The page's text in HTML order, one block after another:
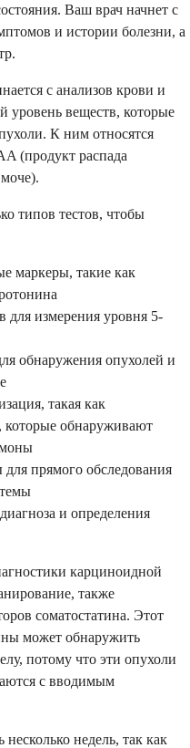
Ваш врач начнет с
и истории болезни, а
с анализов крови и
веществ, которые
К ним относятся
(продукт распада
типов тестов, чтобы
маркеры, такие как
для измерения уровня 5-
обнаружения опухолей и
такая как
которые обнаруживают
прямого обследования
и определения
карциноидной
также
соматостатина. Этот
может обнаружить
потому что эти опухоли
с вводимым
недель, так как